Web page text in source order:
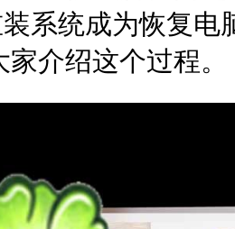
系统成为恢复电
介绍这个过程。